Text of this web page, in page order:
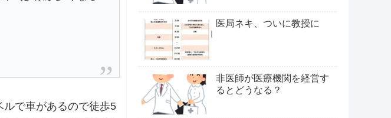
で車があるので徒歩5
医局ネキ、ついに教授に
非医師が医療機関を経営す
るとどうなる？